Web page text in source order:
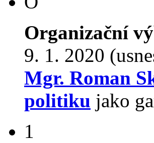
Organizační
9. 1. 2020
Mgr. Roman
politiku jako
1